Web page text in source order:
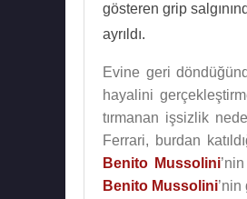
gösteren grip
ayrıldı.
Evine geri
hayalini
tırmanan işsizlik
Ferrari, burdan
Benito Mussolini
Benito Mussolini